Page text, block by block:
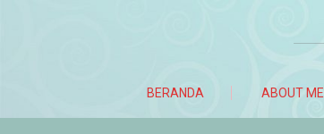
BERANDA ABOUT ME